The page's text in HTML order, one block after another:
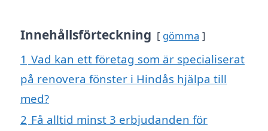
Innehållsförteckning gömma
1 Vad kan ett företag som är specialiserat
på renovera fönster i Hindås hjälpa till
med?
2 Få alltid minst 3 erbjudanden för